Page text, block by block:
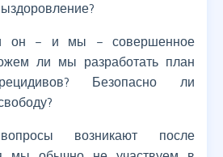
он – и мы – совершенное
ли мы разработать план
Безопасно ли
возникают после